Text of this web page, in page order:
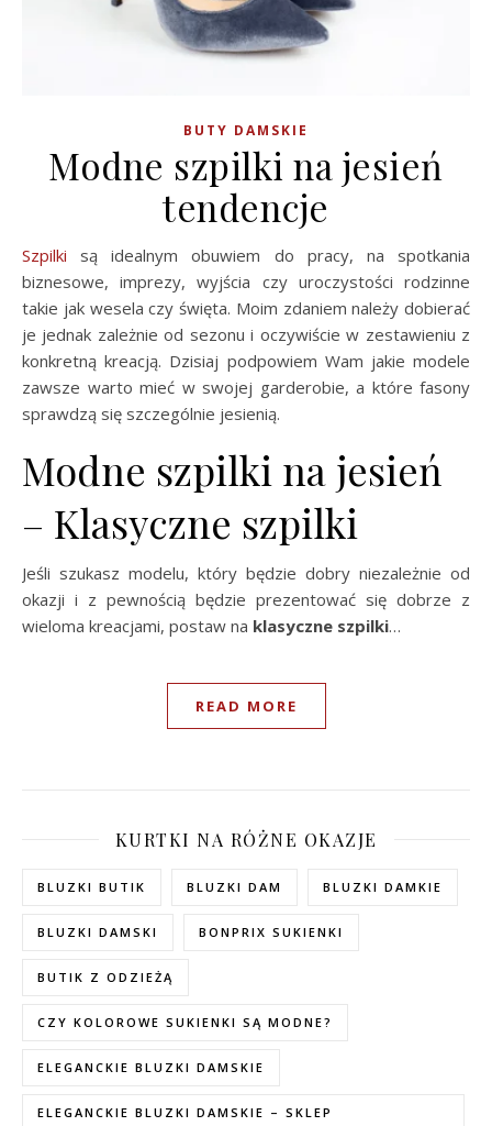
BUTY DAMSKIE
Modne szpilki na jesień
tendencje
Szpilki są idealnym obuwiem do pracy, na spotkania
biznesowe, imprezy, wyjścia czy uroczystości rodzinne
takie jak wesela czy święta. Moim zdaniem należy dobierać
je jednak zależnie od sezonu i oczywiście w zestawieniu z
konkretną kreacją. Dzisiaj podpowiem Wam jakie modele
zawsze warto mieć w swojej garderobie, a które fasony
sprawdzą się szczególnie jesienią.
Modne szpilki na jesień
– Klasyczne szpilki
Jeśli szukasz modelu, który będzie dobry niezależnie od
okazji i z pewnością będzie prezentować się dobrze z
wieloma kreacjami, postaw na klasyczne szpilki…
READ MORE
KURTKI NA RÓŻNE OKAZJE
BLUZKI BUTIK BLUZKI DAM BLUZKI DAMKIE
BLUZKI DAMSKI BONPRIX SUKIENKI
BUTIK Z ODZIEŻĄ
CZY KOLOROWE SUKIENKI SĄ MODNE?
ELEGANCKIE BLUZKI DAMSKIE
ELEGANCKIE BLUZKI DAMSKIE – SKLEP